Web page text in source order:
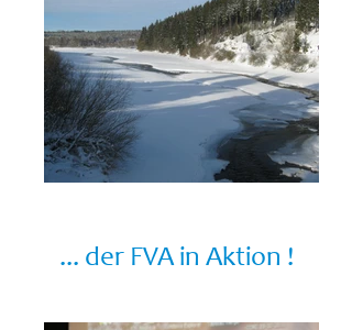
... der FVA in Aktion !